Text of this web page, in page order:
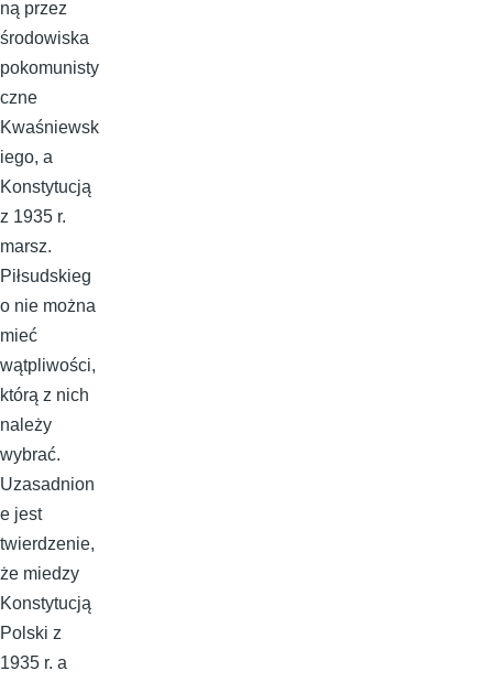
ną przez
środowiska
pokomunisty
czne
Kwaśniewsk
iego, a
Konstytucją
z 1935 r.
marsz.
Piłsudskieg
o nie można
mieć
wątpliwości,
którą z nich
należy
wybrać.
Uzasadnion
e jest
twierdzenie,
że miedzy
Konstytucją
Polski z
1935 r. a